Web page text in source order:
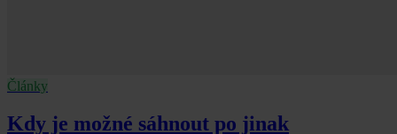
Články
Kdy je možné sáhnout po jinak